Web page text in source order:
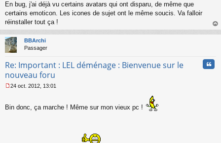
n
o
n
u
En bug, j'ai déjà vu certains avatars qui ont disparu, de même que
certains emoticon. Les icones de sujet ont le même soucis. Va falloir
réinstaller tout ça !
au
BBArchi
Passager
Re: Important : LEL déménage : Bienvenue sur le
nouveau foru
s
24 oct. 2012, 13:01
Bin donc, ça marche ! Même sur mon vieux pc !